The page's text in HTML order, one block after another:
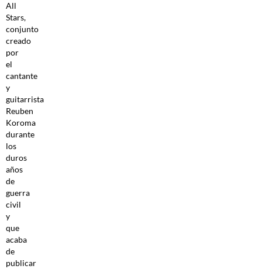
All
Stars,
conjunto
creado
por
el
cantante
y
guitarrista
Reuben
Koroma
durante
los
duros
años
de
guerra
civil
y
que
acaba
de
publicar